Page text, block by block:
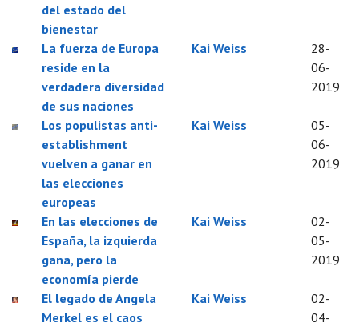
del estado del
bienestar
La fuerza de Europa
reside en la
verdadera diversidad
de sus naciones
Kai Weiss
28-
06-
2019
Los populistas anti-
establishment
vuelven a ganar en
las elecciones
europeas
Kai Weiss
05-
06-
2019
En las elecciones de
España, la izquierda
gana, pero la
economía pierde
Kai Weiss
02-
05-
2019
El legado de Angela
Merkel es el caos
Kai Weiss
02-
04-